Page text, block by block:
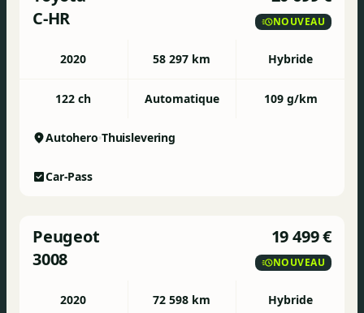
C-HR
NOUVEAU
2020 58 297 km Hybride
122 ch Automatique 109 g/km
Autohero Thuislevering
Car-Pass
Peugeot
3008
19 499 €
NOUVEAU
2020 72 598 km Hybride